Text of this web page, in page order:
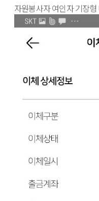
자원봉사자 여인자 기장